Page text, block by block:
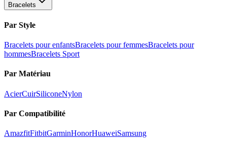
Bracelets
Par Style
Bracelets pour enfantsBracelets pour femmesBracelets pour
hommesBracelets Sport
Par Matériau
AcierCuirSiliconeNylon
Par Compatibilité
AmazfitFitbitGarminHonorHuaweiSamsung